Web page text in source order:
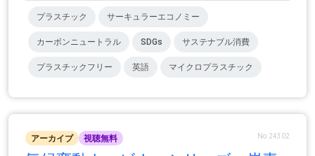
プラスチック サーキュラーエコノミー
カーボンニュートラル SDGs サステナブル消費
プラスチックフリー 英語 マイクロプラスチック
アーカイブ 視聴無料 No.24302